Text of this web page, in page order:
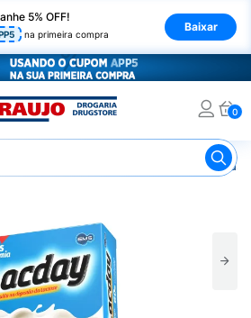
5% OFF!
na primeira compra
Baixar
0
Remédio para o Estômago e